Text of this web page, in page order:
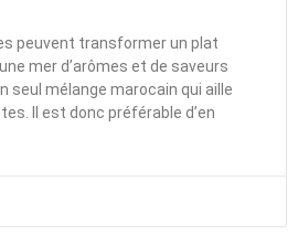
peuvent transformer un plat
mer d’arômes et de saveurs
seul mélange marocain qui aille
Il est donc préférable d’en